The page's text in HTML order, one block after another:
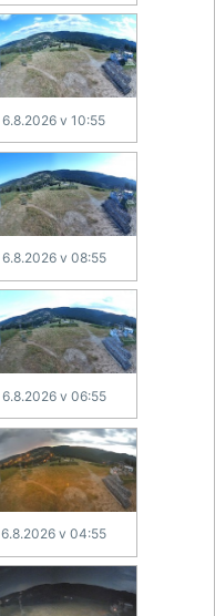
6.8.2026 v 10:55
6.8.2026 v 08:55
6.8.2026 v 06:55
6.8.2026 v 04:55